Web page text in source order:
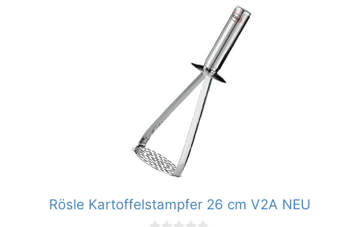
Rösle Kartoffelstampfer 26 cm V2A NEU